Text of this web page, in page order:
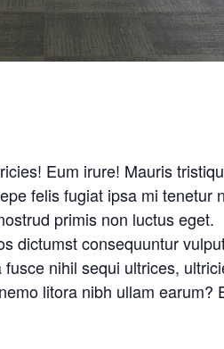
Eum irure! Mauris
felis fugiat ipsa mi tenetur
primis non luctus eget.
dictumst consequuntur
nihil sequi ultrices,
litora nibh ullam earum?